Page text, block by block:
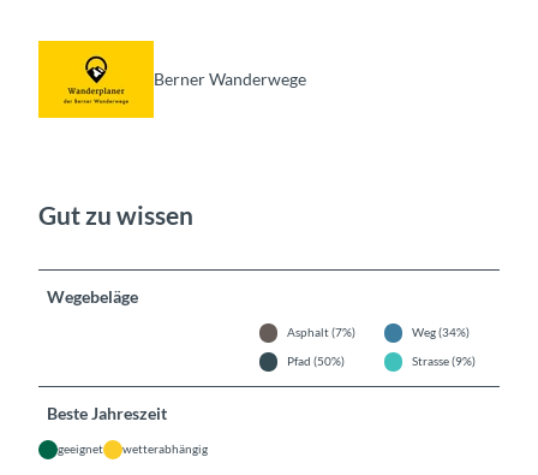
Berner Wanderwege
Gut zu wissen
Wegebeläge
Asphalt (7%)
Weg (34%)
Pfad (50%)
Strasse (9%)
Beste Jahreszeit
geeignet wetterabhängig